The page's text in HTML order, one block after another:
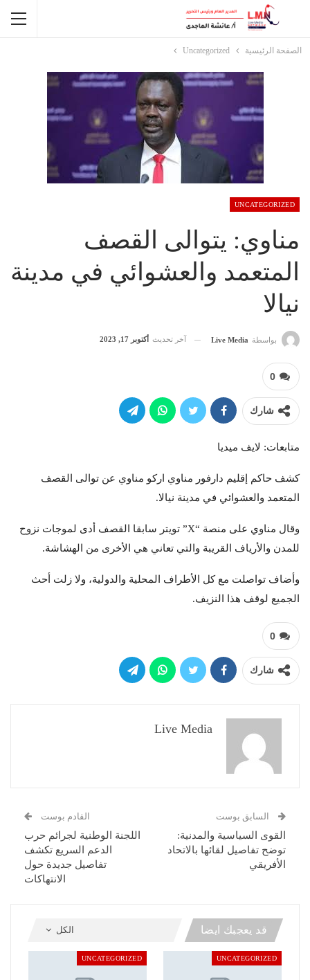
الصفحة الرئيسية Uncategorized
UNCATEGORIZED
مناوي: يتوالى القصف
المتعمد والعشوائي في مدينة
نيالا
بواسطة Live Media آخر تحديث أكتوبر 17, 2023
0
شارك
متابعات: لايف ميديا
كشف حاكم إقليم دارفور مناوي اركو مناوي عن توالى القصف
المتعمد والعشوائي في مدينة نيالا.
وقال مناوي على منصة “X” تويتر سابقا القصف أدى لموجات نزوح
للمدن والأرياف القريبة والتي تعاني هي الأخرى من الهشاشة.
وأضاف تواصلت مع كل الأطراف المحلية والدولية، ولا زلت أحث
الجميع لوقف هذا النزيف.
0
شارك
Live Media
السابق بوست
القوى السياسية والمدنية:
توضح تفاصيل لقائها بالاتحاد
الأفريقي
القادم بوست
اللجنة الوطنية لجرائم حرب
الدعم السريع تكشف
تفاصيل جديدة حول
الانتهاكات
الكل قد يعجبك ايضا
UNCATEGORIZED
UNCATEGORIZED